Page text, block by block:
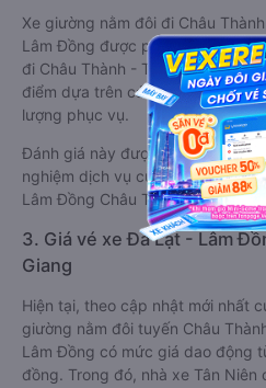
Xe giường nằm đôi đi Châu
Lâm Đồng được phân loại chất
đi Châu Thành - Tiền Giang từ
điểm dựa trên các tiêu chí như:
lượng phục vụ.
Đánh giá này được viết trực tiếp
nghiệm dịch vụ của các hãng xe
Lâm Đồng Châu Thành - Tiền
3. Giá vé xe Đà Lạt - Lâm
Giang
Hiện tại, theo cập nhật mới nhất
giường nằm đôi tuyến Châu
Lâm Đồng có mức giá dao động
đồng. Trong đó, nhà xe Tân Niên